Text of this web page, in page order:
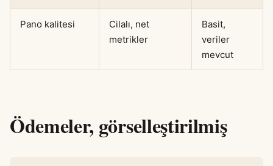
Pano kalitesi
Cilalı, net
metrikler
Basit,
veriler
mevcut
Ödemeler, görselleştirilmiş